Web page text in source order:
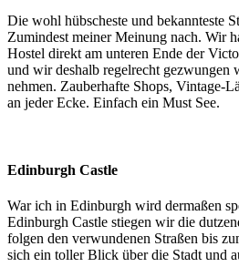
Die wohl hübscheste und bekannteste
Zumindest meiner Meinung nach. Wir
Hostel direkt am unteren Ende der
und wir deshalb regelrecht gezwungen
nehmen. Zauberhafte Shops, Vintage-
an jeder Ecke. Einfach ein Must See.
Edinburgh Castle
War ich in Edinburgh wird dermaßen
Edinburgh Castle stiegen wir die
folgen den verwundenen Straßen bis
sich ein toller Blick über die Stadt und